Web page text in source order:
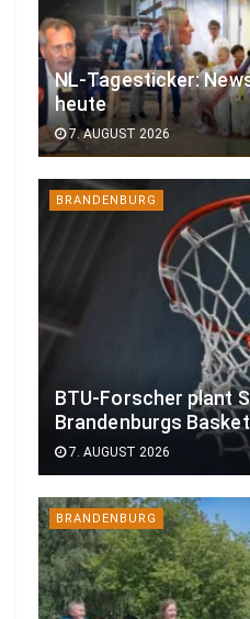
NL-Tagesticker:
heute
7. AUGUST 2026
BRANDENBURG
BTU-Forscher plant
Brandenburgs
7. AUGUST 2026
BRANDENBURG